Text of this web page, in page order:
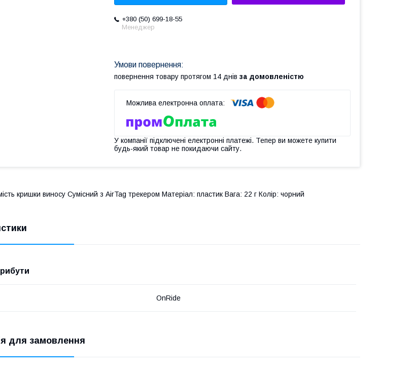
+380 (50) 699-18-55
Менеджер
повернення товару протягом 14 днів за домовленістю
У компанії підключені електронні платежі. Тепер ви можете купити
будь-який товар не покидаючи сайту.
кришки виносу Сумісний з AirTag трекером Матеріал: пластик Вага: 22 г Колір: чорний
OnRide
для замовлення